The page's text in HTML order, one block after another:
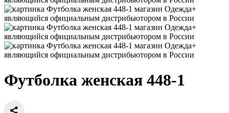
Футболка женская 448-1